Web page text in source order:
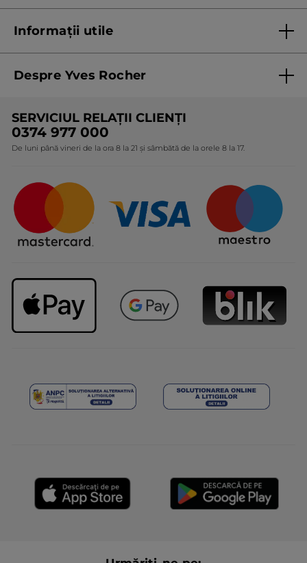
Informații utile
Termeni și condiții pentru vanzarea la distanță a
Politica de confidențialitate
Protecția Consumatorilor - A.N.P.C.
Despre Yves Rocher
Expertiza noastră botanică
Angajamentele noastre
Întrebări frecvente
SERVICIUL RELAȚII CLIENȚI
0374 977 000
De luni până vineri de la ora 8 la 21 și sâmbătă de la orele 8 la 17.